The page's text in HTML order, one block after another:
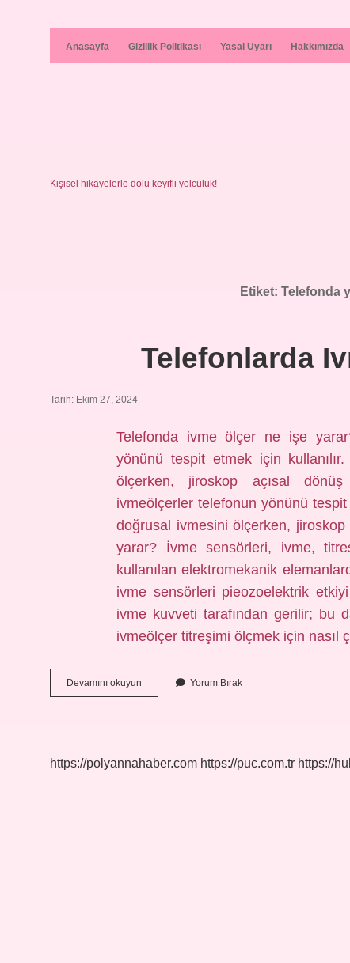
Anasayfa Gizlilik Politikası Yasal Uyarı Hakkımızda
Kişisel hikayelerle dolu keyifli yolculuk!
Etiket: Telefonda
Telefonlarda
Tarih: Ekim 27, 2024
Telefonda ivme ölçer ne işe
yönünü tespit etmek için
ölçerken, jiroskop açısal dönüş
ivmeölçerler telefonun yönünü
doğrusal ivmesini ölçerken, jiroskop
yarar? İvme sensörleri, ivme,
kullanılan elektromekanik
ivme sensörleri pieozoelektrik
ivme kuvveti tarafından gerilir; bu
ivmeölçer titreşimi ölçmek için nasıl
Devamını okuyun Telefonlarda
Ivme
Yorum Bırak
https://polyannahaber.com https://puc.com.tr https://